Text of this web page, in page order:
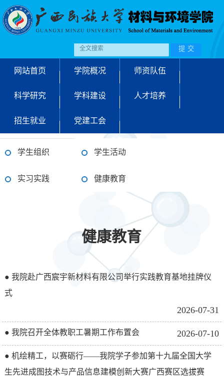
网站首页 学院概况 师资队伍
科学研究 学科建设 人才培养
招生就业 党建工会
学生组织 学生活动
实习实践 健康教育
健康教育
● 我院赴广西宸宇新材料有限公司举行实践教育基地挂牌仪
式
2026-07-31
● 我院召开全体教职工暑期工作布置会 2026-07-10
● 机绘精工，以赛砺行——我院学子参加第十九届全国大学
生先进成图技术与产品信息建模创新大赛广西赛区选拔赛